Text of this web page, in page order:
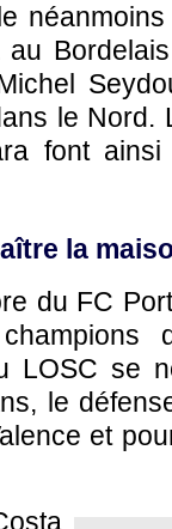
le Nord.
font
la
du FC
LOSC se
le
et